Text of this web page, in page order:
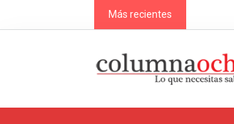
k
Más recientes